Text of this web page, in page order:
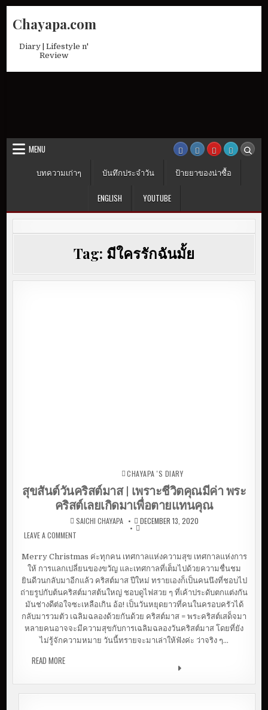
Chayapa.com
Diary | Lifestyle n'
Review
MENU
บทความเก่าๆ
บันทึกประจำวัน ป้ายยาของน่าซื้อ
ENGLISH YOUTUBE
Tag: มีใครรักฉันมั้ย
CHAYAPA 'S DIARY
สุขสันต์วันคริสต์มาส | เพราะชีวิตคุณมีค่า พระ
คริสต์เลยเกิดมาเพื่อตายแทนคุณ
SAICHI CHAYAPA
DECEMBER 13, 2020
LEAVE A COMMENT
Merry Christmas ค่ะทุกคน เทศกาลแห่งความสุข เทศกาลแห่งการ
ให้ การแลกเปลี่ยนของขวัญ และเทศกาลที่เต็มไปด้วยความชื่นชม
ยินดีวนกลับมาอีกแล้ว คริสต์มาส ปีใหม่ ทรายเองก็เป็นคนนึงที่ชอบไป
ถ่ายรูปกับต้นคริสต์มาสต้นใหญ่ ชอบดูไฟสวย ๆ ที่เค้าประดับตกแต่งกัน
มันช่างดีต่อใจซะเหลือเกิน อ้อ! เป็นวันหยุดยาวที่คนในครอบครัวได้
กลับมารวมตัว เฉลิมฉลองด้วยกันด้วย คริสต์มาส = พระคริสต์เสด็จมา
หลายคนอาจจะมีความสุขกับการเฉลิมฉลองวันคริสต์มาส โดยที่ยัง
ไม่รู้จักความหมาย วันนี้ทรายจะมาเล่าให้ฟังค่ะ ว่าจริง ๆ…
READ MOREสุขสันต์วันคริสต์มาส | เพราะชีวิตคุณมีค่า พระคริสต์